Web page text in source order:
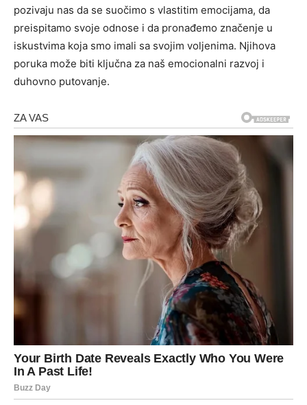
pozivaju nas da se suočimo s vlastitim emocijama, da
preispitamo svoje odnose i da pronađemo značenje u
iskustvima koja smo imali sa svojim voljenima. Njihova
poruka može biti ključna za naš emocionalni razvoj i
duhovno putovanje.